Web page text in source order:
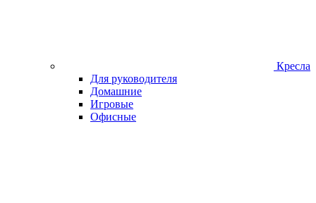
Кресла
Для руководителя
Домашние
Игровые
Офисные